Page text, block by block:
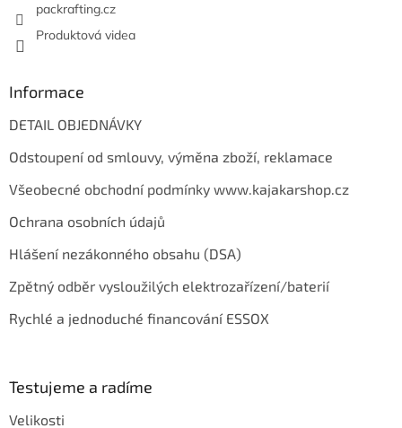
packrafting.cz
Produktová videa
Informace
DETAIL OBJEDNÁVKY
Odstoupení od smlouvy, výměna zboží, reklamace
Všeobecné obchodní podmínky www.kajakarshop.cz
Ochrana osobních údajů
Hlášení nezákonného obsahu (DSA)
Zpětný odběr vysloužilých elektrozařízení/baterií
Rychlé a jednoduché financování ESSOX
Testujeme a radíme
Velikosti